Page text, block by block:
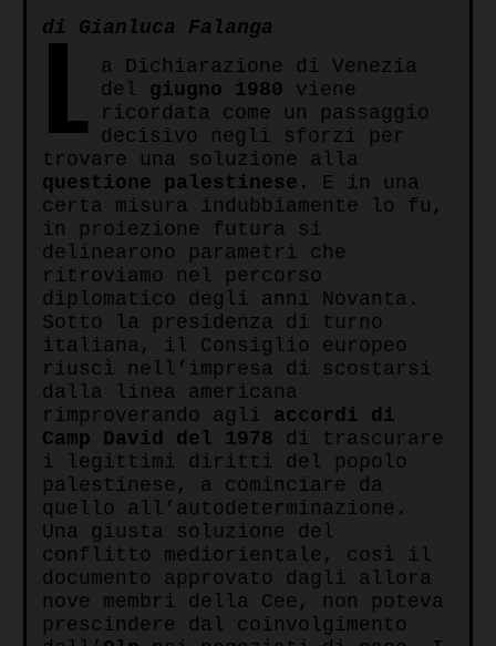
Kindle
di Gianluca Falanga
L a Dichiarazione di Venezia
del giugno 1980 viene
ricordata come un passaggio
decisivo negli sforzi per
trovare una soluzione alla
questione
palestinese . E in una
certa misura indubbiamente lo fu,
in proiezione futura si
delinearono parametri che
ritroviamo nel percorso
diplomatico degli anni Novanta.
Sotto la presidenza di turno
italiana, il Consiglio europeo
riuscì nell’impresa di scostarsi
dalla linea americana
rimproverando agli accordi
di
Camp
David del 1978 di trascurare
i legittimi diritti del popolo
palestinese, a cominciare da
quello all’autodeterminazione.
Una giusta soluzione del
conflitto mediorientale, così il
documento approvato dagli allora
nove membri della Cee, non poteva
prescindere dal coinvolgimento